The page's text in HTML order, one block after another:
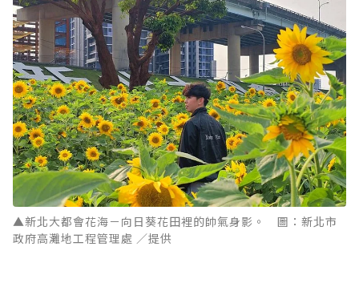
▲新北大都會花海－向日葵花田裡的帥氣身影。 圖：新北市
政府高灘地工程管理處 ／提供